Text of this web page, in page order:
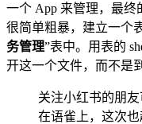
一个 App 来管理，最终
很简单粗暴，建立一个
务管理”表中。用表的
开这一个文件，而不是
关注小红书的朋
在语雀上，这次